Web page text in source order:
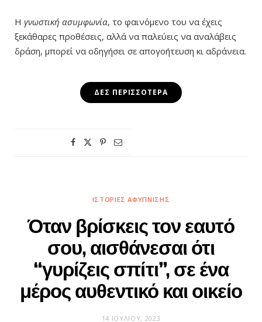
Η γνωστική ασυμφωνία, το φαινόμενο του να έχεις
ξεκάθαρες προθέσεις, αλλά να παλεύεις να αναλάβεις
δράση, μπορεί να οδηγήσει σε απογοήτευση κι αδράνεια.
ΔΕΣ ΠΕΡΙΣΣΌΤΕΡΑ
ΙΣΤΟΡΊΕΣ ΑΦΎΠΝΙΣΗΣ
Όταν βρίσκεις τον εαυτό
σου, αισθάνεσαι ότι
“γυρίζεις σπίτι”, σε ένα
μέρος αυθεντικό και οικείο
14 ΙΟΥΛΊΟΥ, 2023